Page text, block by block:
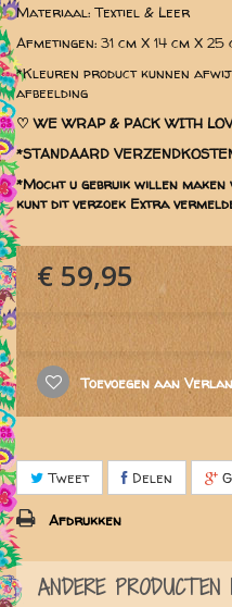
Materiaal: Textiel & Leer
Afmetingen: 31 cm X 14 cm X 25
*Kleuren product kunnen
afbeelding
♡ WE WRAP & PACK WITH
*STANDAARD
*Mocht u gebruik willen
kunt dit verzoek Extra
€ 59,95
Toevoegen aan
Tweet Delen
Afdrukken
ANDERE PRODUCTEN